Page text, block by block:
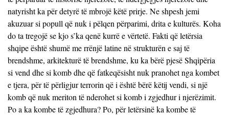
natyrisht ka për detyrë të mbrojë këtë prirje. Ne shpesh jemi
akuzuar si popull që nuk i pëlqen përparimi, drita e kulturës. Koha
do ta tregojë se kjo s’ka qenë kurrë e vërtetë. Fakti që letërsia
shqipe është shumë me rrënjë latine në strukturën e saj të
brendshme, arkitekturë të brendshme, ku ka bërë pjesë Shqipëria
si vend dhe si komb dhe që fatkeqësisht nuk pranohet nga kombet
e tjera, për të përligjur terrorin që i është bërë këtij vendi, si një
komb që nuk meriton të nderohet si komb i zgjedhur i njerëzimit.
Po a ka kombe të zgjedhura? Po, për letërsinë ka kombe të